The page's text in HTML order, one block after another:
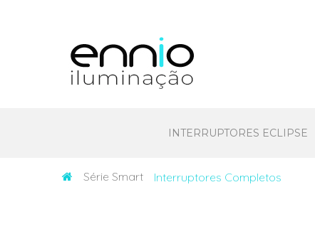
INTERRUPTORES ECLIPSE
Série Smart Interruptores Completos